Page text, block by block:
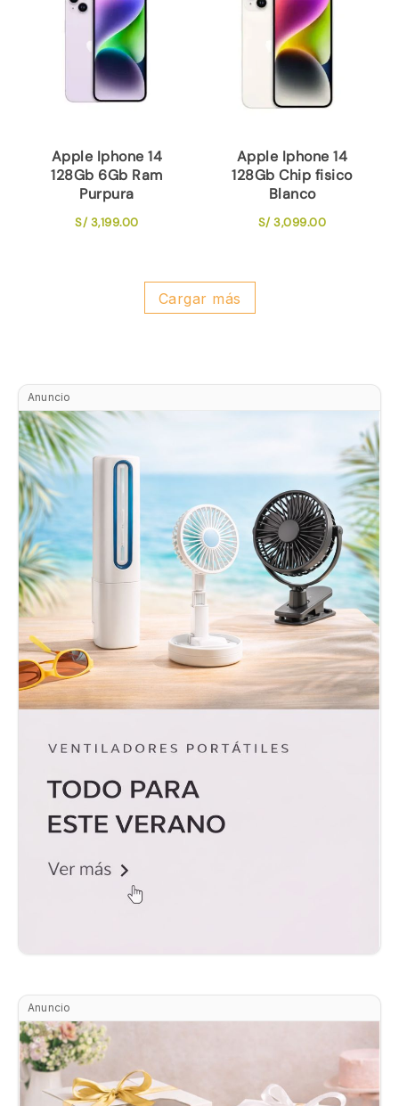
Anuncio
Anuncio
Apple Iphone 14
128Gb 6Gb Ram
Purpura
S/3,199.00
Apple Iphone 14
128Gb Chip fisico
Blanco
S/3,099.00
Cargar más